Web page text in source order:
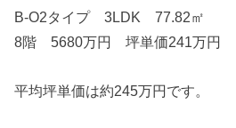
B-O2タイプ 3LDK 77.82㎡
8階 5680万円 坪単価241万円
平均坪単価は約245万円です。